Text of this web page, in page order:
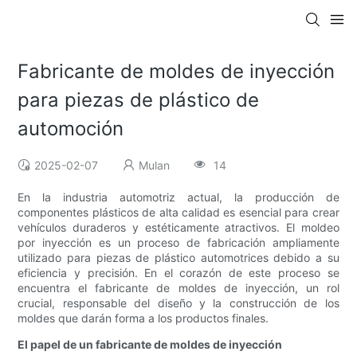
Fabricante de moldes de inyección
para piezas de plástico de
automoción
2025-02-07 Mulan 14
En la industria automotriz actual, la producción de
componentes plásticos de alta calidad es esencial para crear
vehículos duraderos y estéticamente atractivos. El moldeo
por inyección es un proceso de fabricación ampliamente
utilizado para piezas de plástico automotrices debido a su
eficiencia y precisión. En el corazón de este proceso se
encuentra el fabricante de moldes de inyección, un rol
crucial, responsable del diseño y la construcción de los
moldes que darán forma a los productos finales.
El papel de un fabricante de moldes de inyección